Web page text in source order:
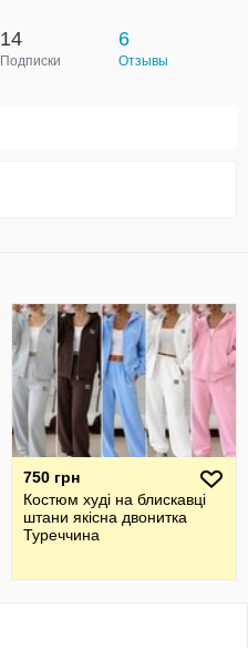
14
Подписки
6
Отзывы
750 грн
Костюм худі на блискавці
штани якісна двонитка
Туреччина